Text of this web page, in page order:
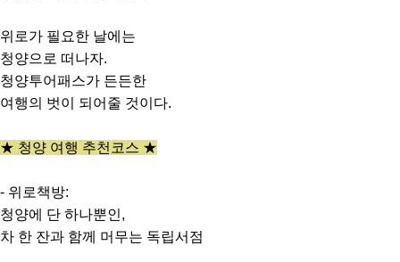
위로가 필요한 날에는
청양으로 떠나자.
청양투어패스가 든든한
여행의 벗이 되어줄 것이다.
★ 청양 여행 추천코스 ★
- 위로책방:
청양에 단 하나뿐인,
차 한 잔과 함께 머무는 독립서점